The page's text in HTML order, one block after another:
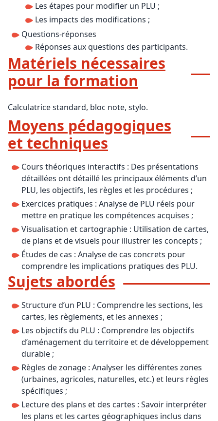
Les étapes pour modifier un PLU ;
Les impacts des modifications ;
Questions-réponses
Réponses aux questions des participants.
Matériels nécessaires
pour la formation
Calculatrice standard, bloc note, stylo.
Moyens pédagogiques
et techniques
Cours théoriques interactifs : Des présentations
détaillées ont détaillé les principaux éléments d’un
PLU, les objectifs, les règles et les procédures ;
Exercices pratiques : Analyse de PLU réels pour
mettre en pratique les compétences acquises ;
Visualisation et cartographie : Utilisation de cartes,
de plans et de visuels pour illustrer les concepts ;
Études de cas : Analyse de cas concrets pour
comprendre les implications pratiques des PLU.
Sujets abordés
Structure d’un PLU : Comprendre les sections, les
cartes, les règlements, et les annexes ;
Les objectifs du PLU : Comprendre les objectifs
d’aménagement du territoire et de développement
durable ;
Règles de zonage : Analyser les différentes zones
(urbaines, agricoles, naturelles, etc.) et leurs règles
spécifiques ;
Lecture des plans et des cartes : Savoir interpréter
les plans et les cartes géographiques inclus dans